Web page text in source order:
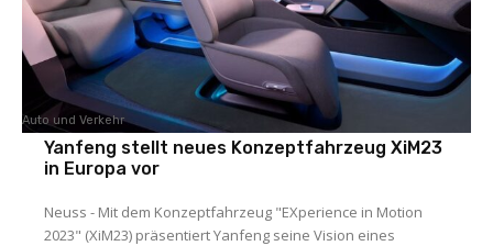
Auto und Verkehr
Yanfeng stellt neues Konzeptfahrzeug XiM23
in Europa vor
Neuss - Mit dem Konzeptfahrzeug "EXperience in Motion
2023" (XiM23) präsentiert Yanfeng seine Vision eines